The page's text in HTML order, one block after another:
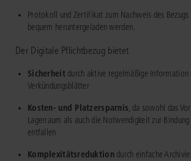
Protokoll und Zertifikat zum Nachweis des
bequem heruntergeladen werden.
Der Digitale Pflichtbezug bietet
Sicherheitdurch aktive regelmäßige Information
Verkündungsblätter
Kosten- und Platzersparnis, da sowohl das
Lagerraum als auch die Notwendigkeit zur Bindung
entfallen
Komplexitätsreduktiondurch einfache